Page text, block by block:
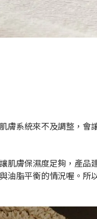
系統來不及調整，
膚保濕度足夠，產
脂平衡的情況喔。所